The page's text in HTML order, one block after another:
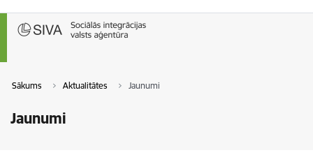
Sākums Aktualitātes Jaunumi
Jaunumi